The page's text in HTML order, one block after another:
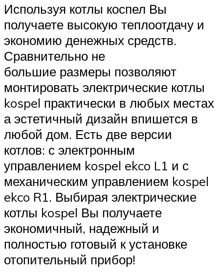
Используя котлы коспел Вы
получаете высокую теплоотдачу и
экономию денежных средств.
Сравнительно не
большие размеры позволяют
монтировать электрические котлы
kospel практически в любых местах
а эстетичный дизайн впишется в
любой дом. Есть две версии
котлов: с электронным
управлением kospel ekco L1 и с
механическим управлением kospel
ekco R1. Выбирая электрические
котлы kospel Вы получаете
экономичный, надежный и
полностью готовый к установке
отопительный прибор!